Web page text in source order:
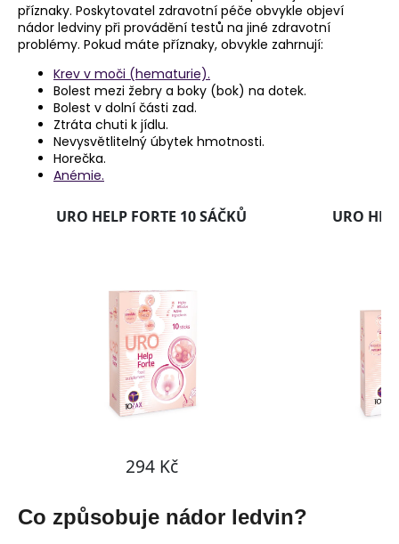
příznaky. Poskytovatel zdravotní péče obvykle objeví
nádor ledviny při provádění testů na jiné zdravotní
problémy. Pokud máte příznaky, obvykle zahrnují:
Krev v moči (hematurie).
Bolest mezi žebry a boky (bok) na dotek.
Bolest v dolní části zad.
Ztráta chuti k jídlu.
Nevysvětlitelný úbytek hmotnosti.
Horečka.
Anémie.
Co způsobuje nádor ledvin?